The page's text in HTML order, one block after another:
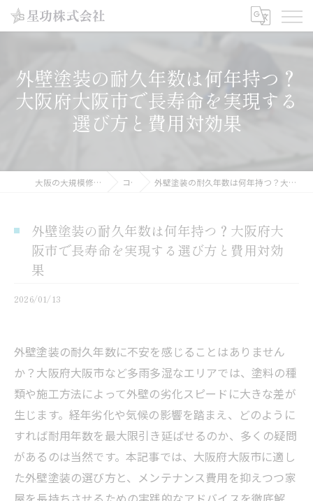
外壁塗装の耐久年数は何年持つ？
大阪府大阪市で長寿命を実現する
選び方と費用対効果
大阪の大規模修繕工事なら星功株式会社 コラム 外壁塗装の耐久年数は何年持つ？大阪府大阪市で長寿命を実現する選び方と費用対効果
外壁塗装の耐久年数は何年持つ？大阪府大
阪市で長寿命を実現する選び方と費用対効
果
2026/01/13
外壁塗装の耐久年数に不安を感じることはありません
か？大阪府大阪市など多雨多湿なエリアでは、塗料の種
類や施工方法によって外壁の劣化スピードに大きな差が
生じます。経年劣化や気候の影響を踏まえ、どのように
すれば耐用年数を最大限引き延ばせるのか、多くの疑問
があるのは当然です。本記事では、大阪府大阪市に適し
た外壁塗装の選び方と、メンテナンス費用を抑えつつ家